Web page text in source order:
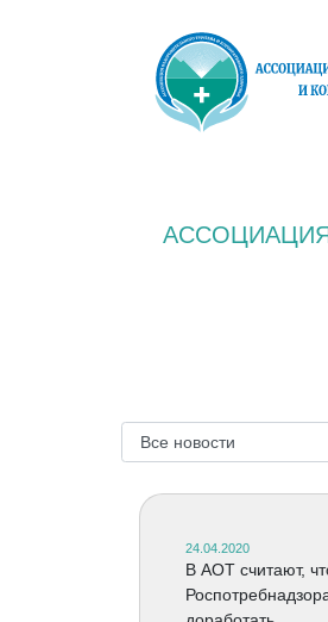
24.04.2020
В АОТ считают,